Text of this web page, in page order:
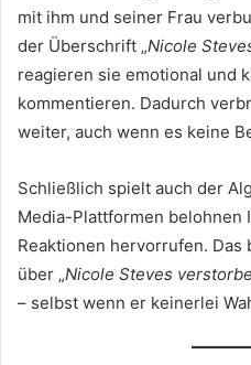
mit ihm und seiner Frau
der Überschrift „Nicole
reagieren sie emotional und
kommentieren. Dadurch
weiter, auch wenn es keine
Schließlich spielt auch der
Media-Plattformen belohnen
Reaktionen hervorrufen. Das
über „Nicole Steves
– selbst wenn er keinerlei